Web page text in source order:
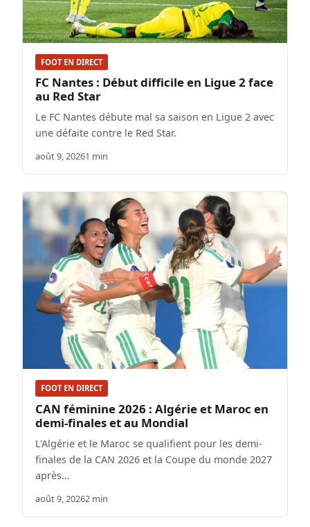
FOOT EN DIRECT
FC Nantes : Début difficile en Ligue 2 face
au Red Star
Le FC Nantes débute mal sa saison en Ligue 2 avec
une défaite contre le Red Star.
août 9, 20261 min
FOOT EN DIRECT
CAN féminine 2026 : Algérie et Maroc en
demi-finales et au Mondial
L'Algérie et le Maroc se qualifient pour les demi-
finales de la CAN 2026 et la Coupe du monde 2027
après…
août 9, 20262 min